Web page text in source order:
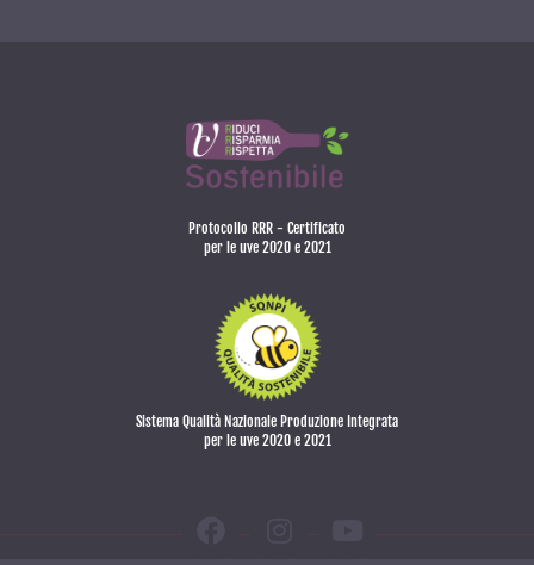
Protocollo RRR - Certificato
per le uve 2020 e 2021
Sistema Qualità Nazionale Produzione Integrata
per le uve 2020 e 2021